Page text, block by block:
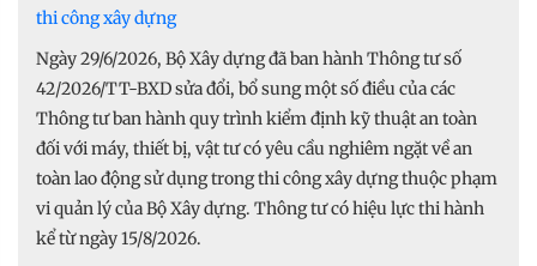
thi công xây dựng
Ngày 29/6/2026, Bộ Xây dựng đã ban hành Thông tư số
42/2026/TT-BXD sửa đổi, bổ sung một số điều của các
Thông tư ban hành quy trình kiểm định kỹ thuật an toàn
đối với máy, thiết bị, vật tư có yêu cầu nghiêm ngặt về an
toàn lao động sử dụng trong thi công xây dựng thuộc phạm
vi quản lý của Bộ Xây dựng. Thông tư có hiệu lực thi hành
kể từ ngày 15/8/2026.